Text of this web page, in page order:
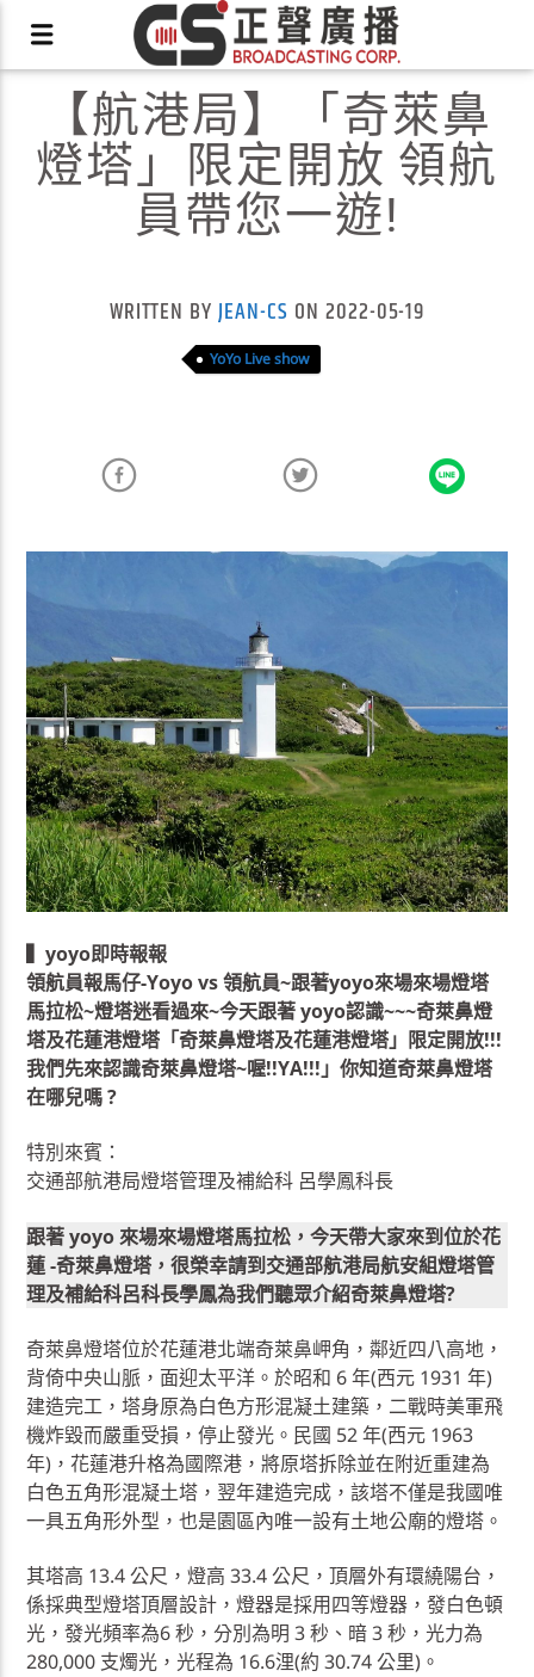
【航港局】「奇萊鼻
燈塔」限定開放 領航
員帶您一遊!
WRITTEN BYJEAN-CS ON 2022-05-19
YoYo Live show
▍yoyo即時報報
領航員報馬仔-Yoyo vs 領航員~跟著yoyo來場來場燈塔
馬拉松~燈塔迷看過來~今天跟著 yoyo認識~~~奇萊鼻燈
塔及花蓮港燈塔「奇萊鼻燈塔及花蓮港燈塔」限定開放!!!
我們先來認識奇萊鼻燈塔~喔!!YA!!!」你知道奇萊鼻燈塔
在哪兒嗎 ?
特別來賓：
交通部航港局燈塔管理及補給科 呂學鳳科長
跟著 yoyo 來場來場燈塔馬拉松，今天帶大家來到位於花
蓮 -奇萊鼻燈塔，很榮幸請到交通部航港局航安組燈塔管
理及補給科呂科長學鳳為我們聽眾介紹奇萊鼻燈塔?
奇萊鼻燈塔位於花蓮港北端奇萊鼻岬角，鄰近四八高地，
背倚中央山脈，面迎太平洋。於昭和 6 年(西元 1931 年)
建造完工，塔身原為白色方形混凝土建築，二戰時美軍飛
機炸毀而嚴重受損，停止發光。民國 52 年(西元 1963
年)，花蓮港升格為國際港，將原塔拆除並在附近重建為
白色五角形混凝土塔，翌年建造完成，該塔不僅是我國唯
一具五角形外型，也是園區內唯一設有土地公廟的燈塔。
其塔高 13.4 公尺，燈高 33.4 公尺，頂層外有環繞陽台，
係採典型燈塔頂層設計，燈器是採用四等燈器，發白色頓
光，發光頻率為6 秒，分別為明 3 秒、暗 3 秒，光力為
280,000 支燭光，光程為 16.6浬(約 30.74 公里)。